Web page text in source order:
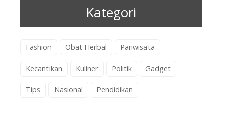
Kategori
Fashion Obat Herbal Pariwisata
Kecantikan Kuliner Politik Gadget
Tips Nasional Pendidikan